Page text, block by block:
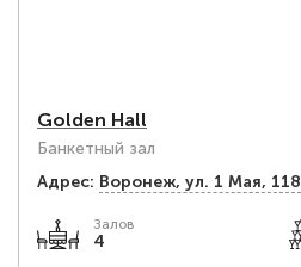
Golden Hall
Банкетный зал
Адрес: Воронеж, ул. 1 Мая, 118
Залов
4